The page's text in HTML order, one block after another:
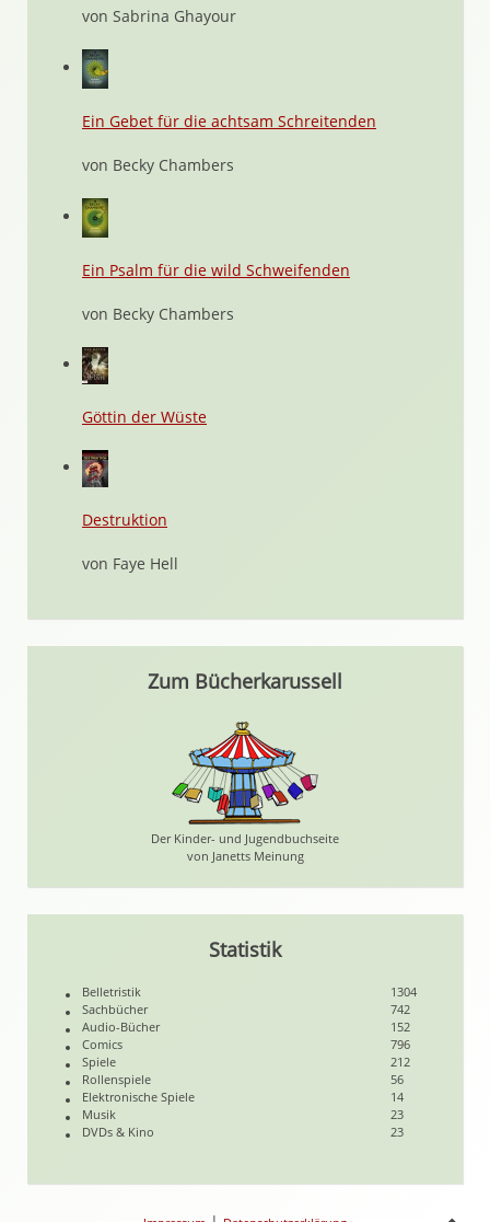
von Sabrina Ghayour
Ein Gebet für die achtsam Schreitenden
von Becky Chambers
Ein Psalm für die wild Schweifenden
von Becky Chambers
Göttin der Wüste
Destruktion
von Faye Hell
Zum Bücherkarussell
Der Kinder- und Jugendbuchseite
von Janetts Meinung
Statistik
Belletristik
1304
Sachbücher
742
Audio-Bücher
152
Comics
796
Spiele
212
Rollenspiele
56
Elektronische Spiele
14
Musik
23
DVDs & Kino
23